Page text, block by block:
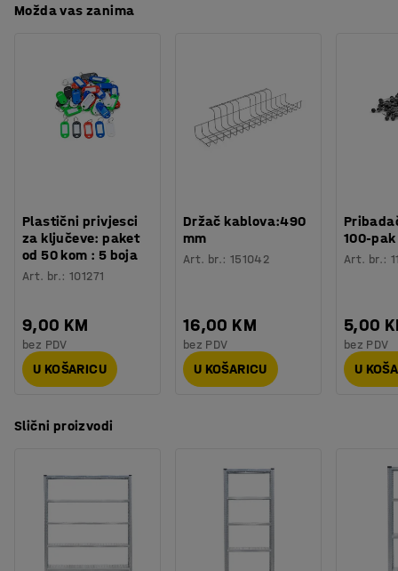
Možda vas zanima
Plastični privjesci
za ključeve: paket
od 50 kom : 5 boja
Art. br.:101271
9,00 KM
bez PDV
U KOŠARICU
Držač kablova:490
mm
Art. br.: 151042
16,00 KM
bez PDV
U KOŠARICU
100-pak
Art. br.:
5,00
bez PDV
U
Slični proizvodi